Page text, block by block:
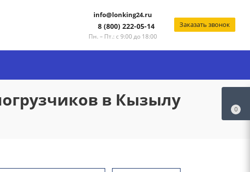
info@lonking24.ru
8 (800) 222-05-14
Пн. – Пт.: с 9:00 до 18:00
Заказать звонок
в Кызылу 0